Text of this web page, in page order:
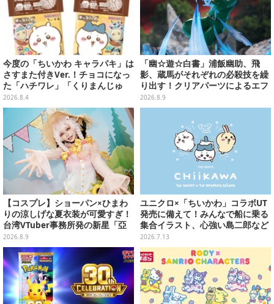
今度の「ちいかわ キャラパキ」は
さすまた付きVer.！チョコになっ
た「ハチワレ」「くりまんじゅ
う」たちも可愛い全8種
2026.8.4
「幽☆遊☆白書」浦飯幽助、飛
影、蔵馬がそれぞれの必殺技を繰
り出す！クリアパーツによるエフ
ェクト演出で迫力満載
2026.8.9
【コスプレ】ショーパン×ひまわ
りの涼しげな夏衣装が可愛すぎ！
台湾VTuber事務所発の新星「亞
彌奈」の美女レイヤーにドキドキ
【写真6枚】
2026.8.9
ユニクロ×「ちいかわ」コラボUT
発売に備えて！みんなで船に乗る
集合イラスト、心強い島二郎など
映画を記念した特別コレクション
2026.7.13